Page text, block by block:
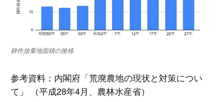
耕作放棄地面積の推移
参考資料：内閣府「荒廃農地の現状と対策につい
て」 （平成28年4月、農林水産省）